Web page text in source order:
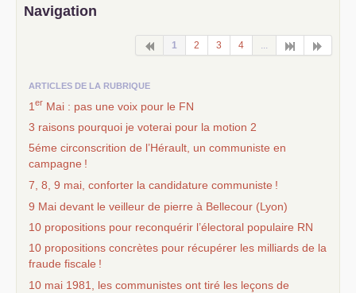
Navigation
1 2 3 4
ARTICLES DE LA RUBRIQUE
1 er Mai : pas une voix pour le FN
3 raisons pourquoi je voterai pour la motion 2
5éme circonscrition de l’Hérault, un communiste en
campagne !
7, 8, 9 mai, conforter la candidature communiste !
9 Mai devant le veilleur de pierre à Bellecour (Lyon)
10 propositions pour reconquérir l’électoral populaire RN
10 propositions concrètes pour récupérer les milliards de la
fraude fiscale !
10 mai 1981, les communistes ont tiré les leçons de